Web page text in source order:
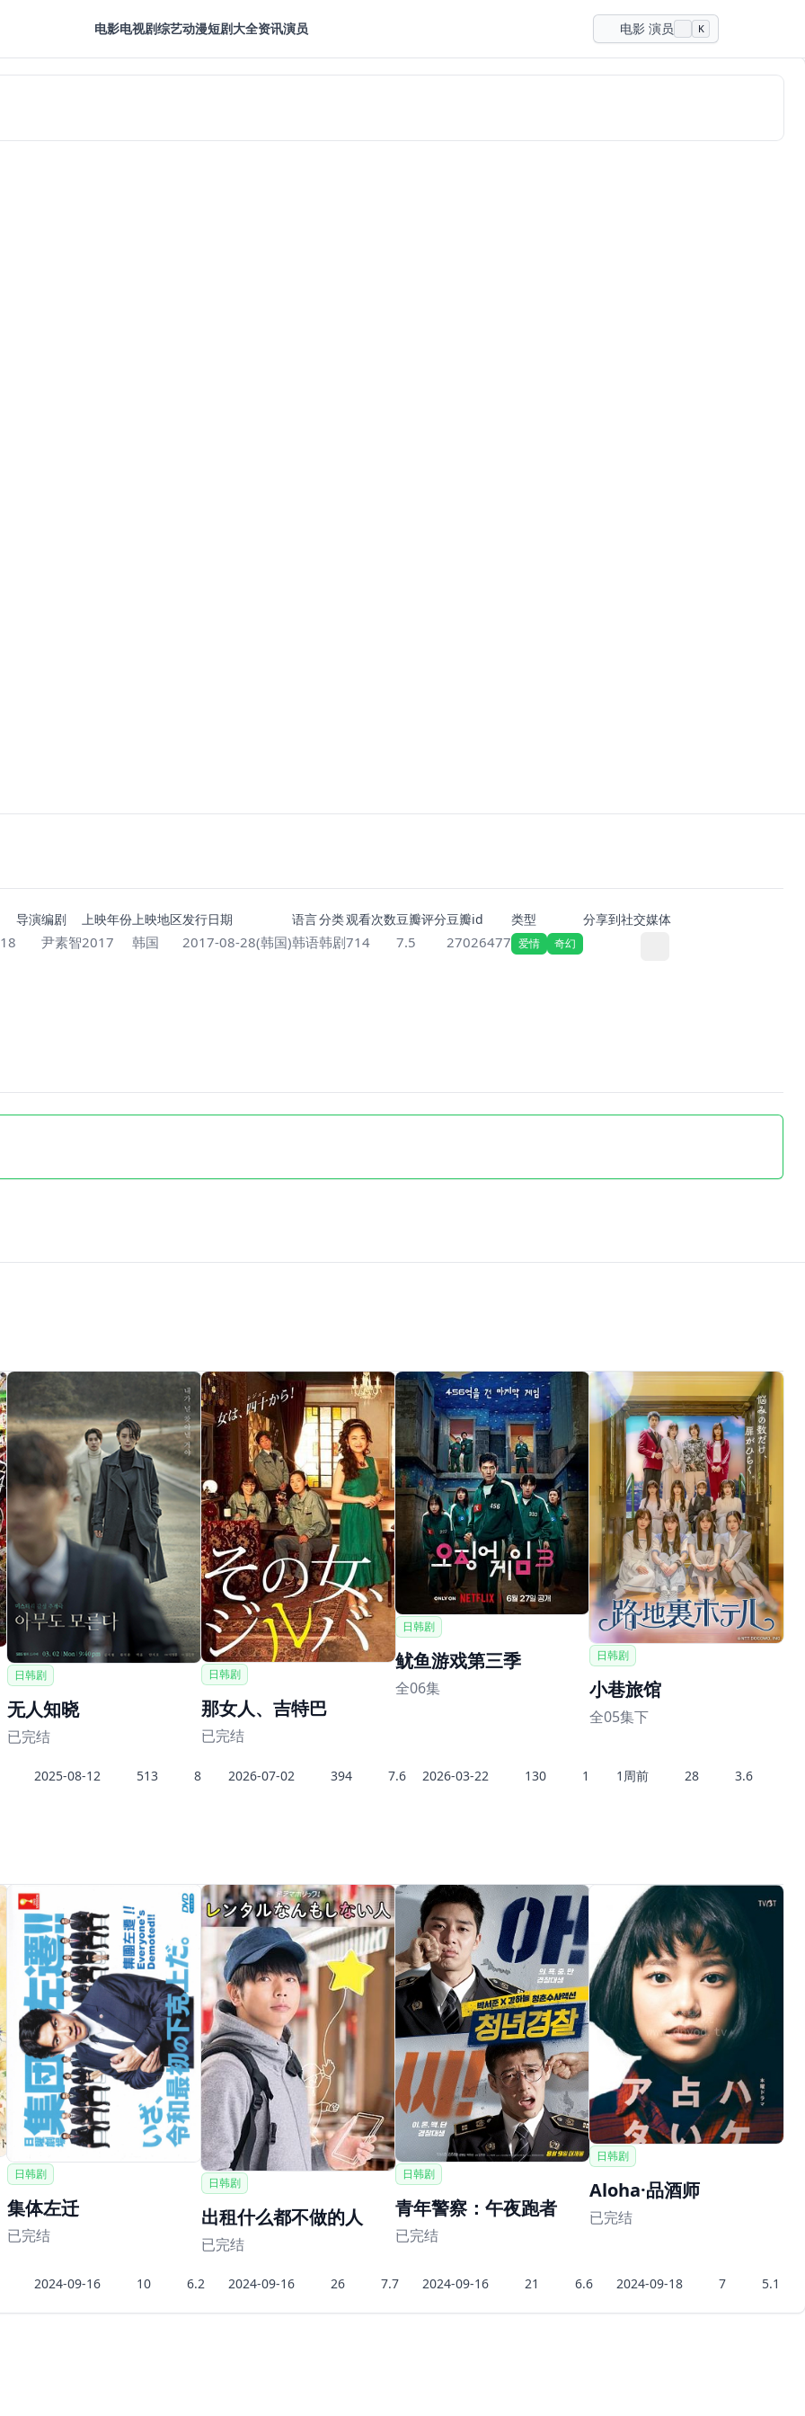
电影电视剧综艺动漫短剧大全资讯演员 电影 演员 K
导演编剧
尹素智
上映年份
2017
上映地区
韩国
发行日期
2017-08-28(韩国)
语言
韩语
分类
韩剧
观看次数
714
豆瓣评分
7.5
豆瓣id
27026477
类型
爱情 奇幻
分享到社交媒体
日韩剧
无人知晓
已完结
2025-08-12 513 8
日韩剧
那女人、吉特巴
已完结
2026-07-02 394 7.6
日韩剧
鱿鱼游戏第三季
全06集
2026-03-22 130 1
日韩剧
小巷旅馆
全05集下
1周前 28 3.6
日韩剧
集体左迁
已完结
2024-09-16 10 6.2
日韩剧
出租什么都不做的人
已完结
2024-09-16 26 7.7
日韩剧
青年警察：午夜跑者
已完结
2024-09-16 21 6.6
日韩剧
Aloha·品酒师
已完结
2024-09-18 7 5.1